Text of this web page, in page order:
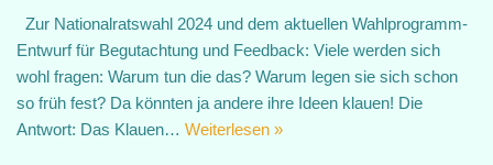
Zur Nationalratswahl 2024 und dem aktuellen Wahlprogramm-
Entwurf für Begutachtung und Feedback: Viele werden sich
wohl fragen: Warum tun die das? Warum legen sie sich schon
so früh fest? Da könnten ja andere ihre Ideen klauen! Die
Antwort: Das Klauen… Weiterlesen »